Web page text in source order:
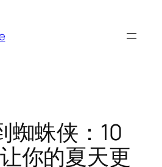
蜘蛛侠：10
你的夏天更